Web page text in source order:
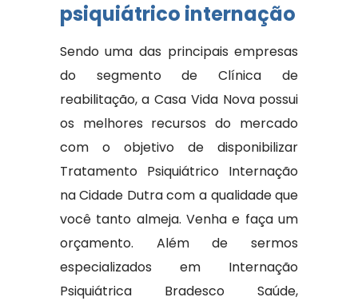
psiquiátrico internação
Sendo uma das principais empresas
do segmento de Clínica de
reabilitação, a Casa Vida Nova possui
os melhores recursos do mercado
com o objetivo de disponibilizar
Tratamento Psiquiátrico Internação
na Cidade Dutra com a qualidade que
você tanto almeja. Venha e faça um
orçamento. Além de sermos
especializados em Internação
Psiquiátrica Bradesco Saúde,